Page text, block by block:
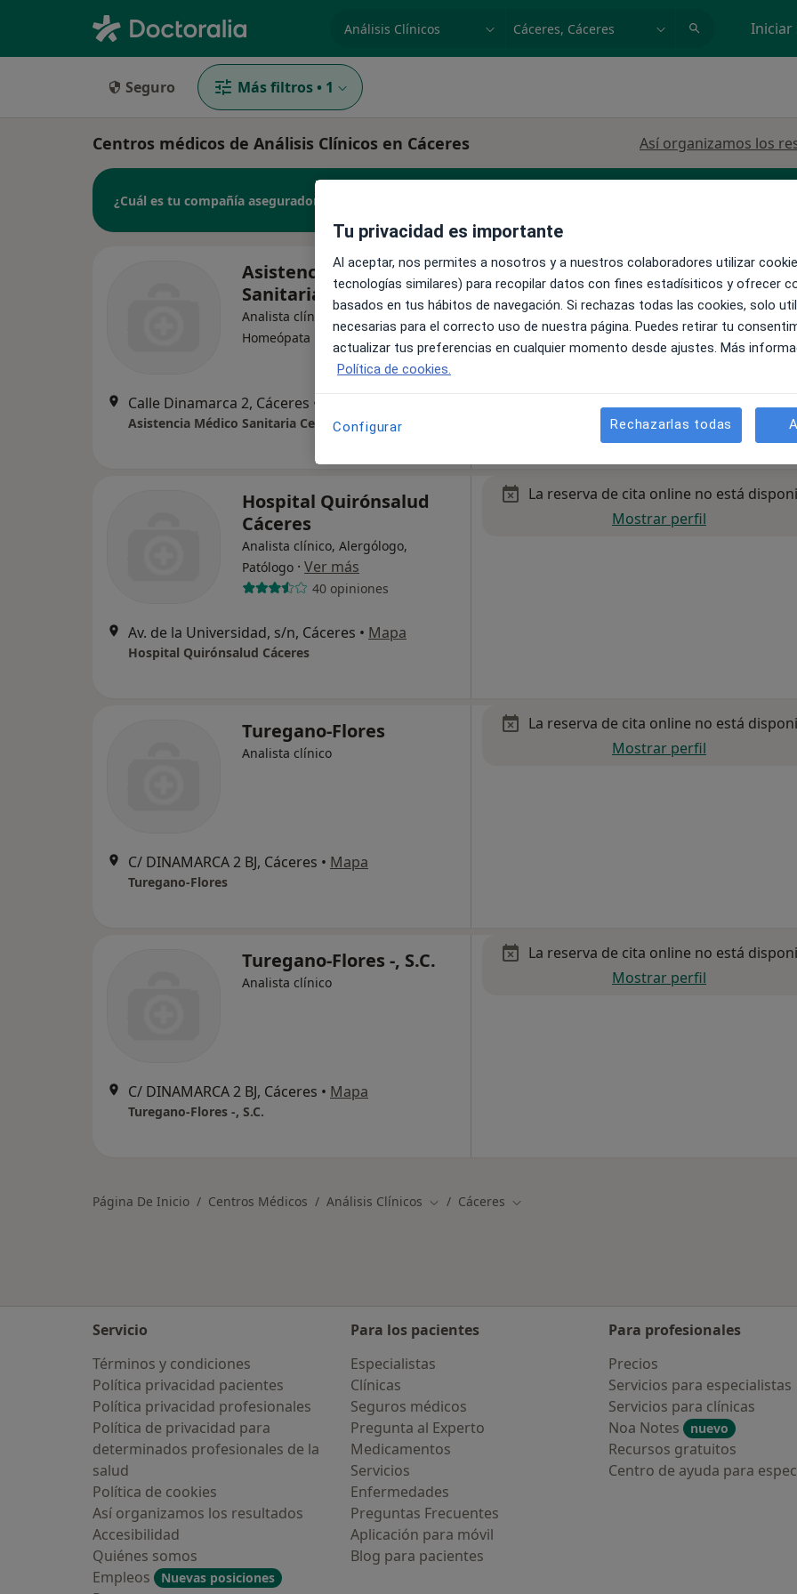
especialidad, enfermedad o nombre
p. ej. Madrid Iniciar
Seguro Más filtros • 1
Centros médicos de Análisis Clínicos en Cáceres Así organizamos los
¿Cuál es tu compañía aseguradora?
Asistencia Médico
Sanitaria Ceres, S.L.
Analista clínico, Enfermero,
Homeópata
Ver más
Calle Dinamarca 2, Cáceres •
Asistencia Médico Sanitaria Ceres, S.L.
La reserva de cita online no está
Mostrar perfil
Hospital Quirónsalud
Cáceres
Analista clínico, Alergólogo,
Patólogo · Ver más
40 opiniones
Av. de la Universidad, s/n, Cáceres • Mapa
Hospital Quirónsalud Cáceres
La reserva de cita online no está
Mostrar perfil
Turegano-Flores
Analista clínico
C/ DINAMARCA 2 BJ, Cáceres • Mapa
Turegano-Flores
La reserva de cita online no está
Mostrar perfil
Turegano-Flores -, S.C.
Analista clínico
C/ DINAMARCA 2 BJ, Cáceres • Mapa
Turegano-Flores -, S.C.
La reserva de cita online no está
Mostrar perfil
Página De Inicio Centros Médicos Análisis Clínicos Cambiar de ciudad
Cáceres Cambiar de ciudad
Servicio
Términos y condiciones
Política privacidad pacientes
Política privacidad profesionales
Política de privacidad para
determinados profesionales de la
salud
Política de cookies
Así organizamos los resultados
Accesibilidad
Quiénes somos
Empleos
Nuevas posiciones
Para los pacientes
Especialistas
Clínicas
Seguros médicos
Pregunta al Experto
Medicamentos
Servicios
Enfermedades
Preguntas Frecuentes
Aplicación para móvil
Blog para pacientes
Para profesionales
Precios
Servicios para especialistas
Servicios para clínicas
Noa Notes
nuevo
Recursos gratuitos
Centro de ayuda para
Tu privacidad es importante
Al aceptar, nos permites a nosotros y a nuestros colaboradores utilizar
tecnologías similares) para recopilar datos con fines estadísiticos y ofrecer
basados en tus hábitos de navegación. Si rechazas todas las cookies, solo
necesarias para el correcto uso de nuestra página. Puedes retirar tu
actualizar tus preferencias en cualquier momento desde ajustes. Más
Política de cookies.
Configurar Rechazarlas todas